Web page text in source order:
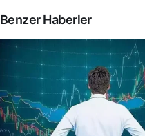
Benzer Haberler